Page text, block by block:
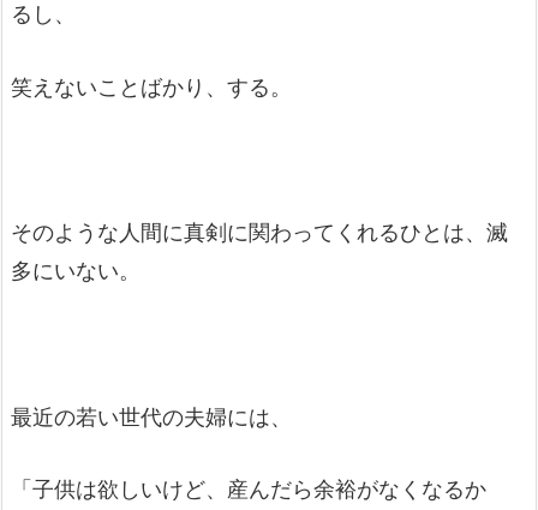
るし、
笑えないことばかり、する。
そのような人間に真剣に関わってくれるひとは、滅
多にいない。
最近の若い世代の夫婦には、
「子供は欲しいけど、産んだら余裕がなくなるか